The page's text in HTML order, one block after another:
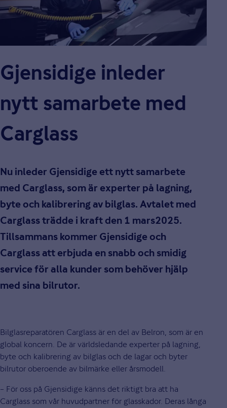
Gjensidige inleder
nytt samarbete med
Carglass
Nu inleder Gjensidige ett nytt samarbete
med Carglass, som är experter på lagning,
byte och kalibrering av bilglas. Avtalet med
Carglass trädde i kraft den 1 mars2025.
Tillsammans kommer Gjensidige och
Carglass att erbjuda en snabb och smidig
service för alla kunder som behöver hjälp
med sina bilrutor.
Bilglasreparatören Carglass är en del av Belron, som är en
global koncern. De är världsledande experter på lagning,
byte och kalibrering av bilglas och de lagar och byter
bilrutor oberoende av bilmärke eller årsmodell.
– För oss på Gjensidige känns det riktigt bra att ha
Carglass som vår huvudpartner för glasskador. Deras långa